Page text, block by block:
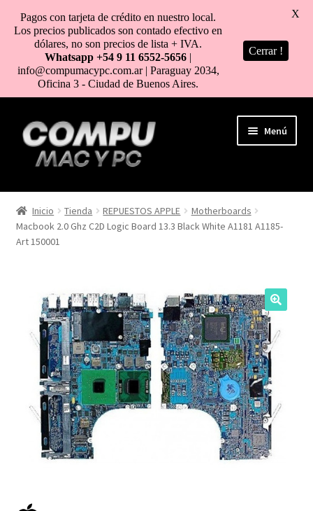
al
contenido
Menú
HOME
TIENDA
MI CUENTA
NOSOTROS
SERVICIOS
CONTACTO
Inicio Tienda REPUESTOS APPLE
Motherboards
Macbook 2.0 Ghz C2D Logic Board 13.3 Black White A1181 A1185-
Art 150001
Pagos con tarjeta de crédito en nuestro local.
Los precios publicados son contado efectivo en
dólares, no son precios de lista + IVA.
Whatsapp +54 9 11 6552-5656 |
info@compumacypc.com.ar | Paraguay 2034,
Oficina 3 - Ciudad de Buenos Aires.
Cerrar !
X